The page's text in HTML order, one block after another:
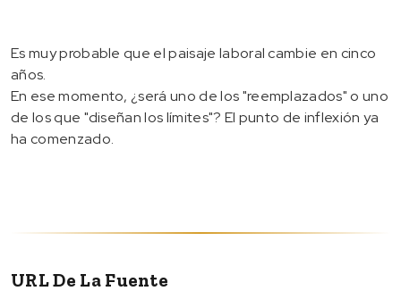
Es muy probable que el paisaje laboral cambie en cinco
años.
En ese momento, ¿será uno de los "reemplazados" o uno
de los que "diseñan los límites"? El punto de inflexión ya
ha comenzado.
URL De La Fuente